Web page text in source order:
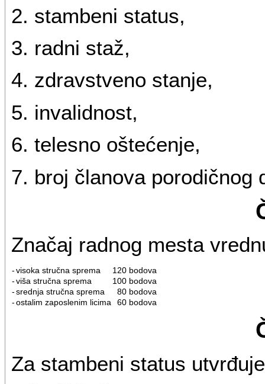
2. stambeni status,
3. radni staž,
4. zdravstveno stanje,
5. invalidnost,
6. telesno oštećenje,
7. broj članova porodičnog
Značaj radnog mesta
-visoka stručna sprema
120 bodova
-viša stručna sprema
100 bodova
-srednja stručna sprema
80 bodova
-ostalim zaposlenim licima 60 bodova
Za stambeni status